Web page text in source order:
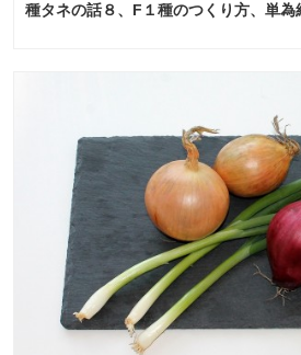
種タネの話８、F１種のつくり方、単為